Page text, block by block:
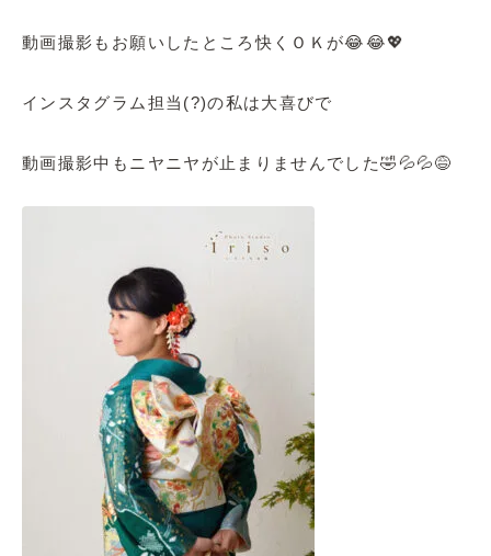
動画撮影もお願いしたところ快くＯＫが😂😂💖
インスタグラム担当(?)の私は大喜びで
動画撮影中もニヤニヤが止まりませんでした🤣💦💦😅